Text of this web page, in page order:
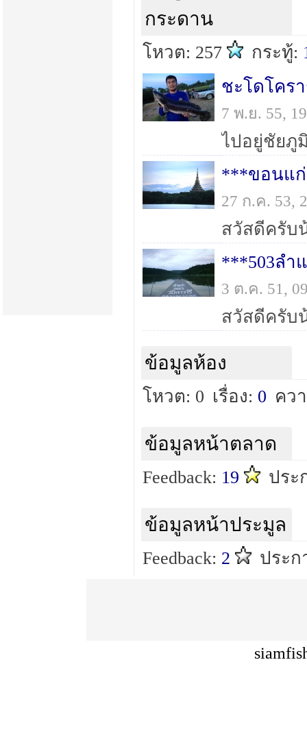
กระดาน
โหวต: 257 กระทู้:
ชะโดโคร
7 พ.ย. 55,
ไปอยู่ชัยภู
***ขอนแ
27 ก.ค. 53,
***503ลำ
3 ต.ค. 51,
ข้อมูลห้อง
โหวต: 0 เรื่อง: 0 คว
ข้อมูลหน้าตลาด
Feedback: 19 ปร
ข้อมูลหน้าประมูล
Feedback: 2 ประก